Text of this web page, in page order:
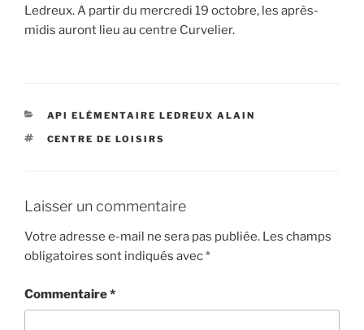
Ledreux. A partir du mercredi 19 octobre, les après-
midis auront lieu au centre Curvelier.
CATÉGORIES
API ELÉMENTAIRE LEDREUX ALAIN
ÉTIQUETTES
CENTRE DE LOISIRS
Laisser un commentaire
Votre adresse e-mail ne sera pas publiée. Les champs
obligatoires sont indiqués avec*
Commentaire*